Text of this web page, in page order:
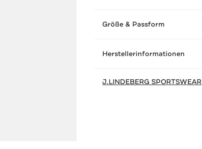
Größe & Passform
Herstellerinformationen
J.LINDEBERG SPORTSWEAR